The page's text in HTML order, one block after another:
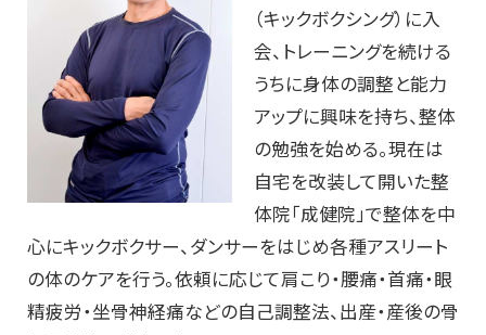
（キックボクシング）に入
会、トレーニングを続ける
うちに身体の調整と能力
アップに興味を持ち、整体
の勉強を始める。現在は
自宅を改装して開いた整
体院「成健院」で整体を中
心にキックボクサー、ダンサーをはじめ各種アスリート
の体のケアを行う。依頼に応じて肩こり・腰痛・首痛・眼
精疲労・坐骨神経痛などの自己調整法、出産・産後の骨